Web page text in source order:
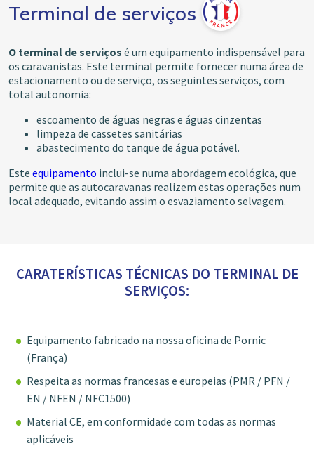
Terminal de serviços
O terminal de serviços é um equipamento indispensável para
os caravanistas. Este terminal permite fornecer numa área de
estacionamento ou de serviço, os seguintes serviços, com
total autonomia:
escoamento de águas negras e águas cinzentas
limpeza de cassetes sanitárias
abastecimento do tanque de água potável.
Este equipamento inclui-se numa abordagem ecológica, que
permite que as autocaravanas realizem estas operações num
local adequado, evitando assim o esvaziamento selvagem.
CARATERÍSTICAS TÉCNICAS DO TERMINAL DE
SERVIÇOS:
Equipamento fabricado na nossa oficina de Pornic
(França)
Respeita as normas francesas e europeias (PMR / PFN /
EN / NFEN / NFC1500)
Material CE, em conformidade com todas as normas
aplicáveis